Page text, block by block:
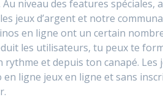
niveau des features
jeux d’argent et notre
en ligne ont un certain
les utilisateurs, tu peux te
et depuis ton canapé.
en ligne jeux en ligne et sans